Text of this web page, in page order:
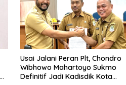
Usai Jalani Peran Plt, Chondro
Wibhowo Mahartoyo Sukmo
Definitif Jadi Kadisdik Kota